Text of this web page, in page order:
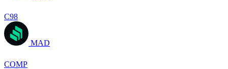
C98
MAD
COMP